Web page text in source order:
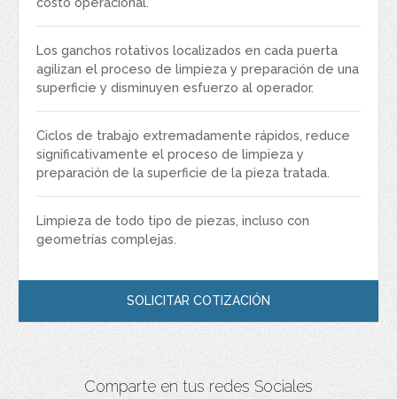
Los ganchos rotativos localizados en cada puerta
agilizan el proceso de limpieza y preparación de una
superficie y disminuyen esfuerzo al operador.
Ciclos de trabajo extremadamente rápidos, reduce
significativamente el proceso de limpieza y
preparación de la superficie de la pieza tratada.
Limpieza de todo tipo de piezas, incluso con
geometrías complejas.
SOLICITAR COTIZACIÓN
Comparte en tus redes Sociales